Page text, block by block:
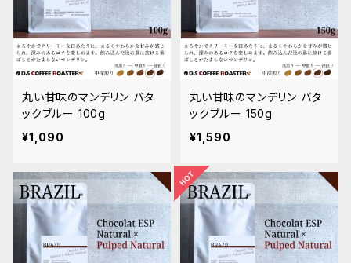
ナッツ・チョコ感 コク・苦み寄り
丸い甘味のマンデリン バタ
ックブルー 100g
¥1,090
丸い甘味のマンデリン バタ
ックブルー 150g
¥1,590